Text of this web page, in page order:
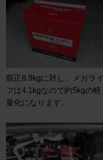
順正8.9kgに対し、メガライ
フは4.1kgなので約5kgの軽
量化になります。